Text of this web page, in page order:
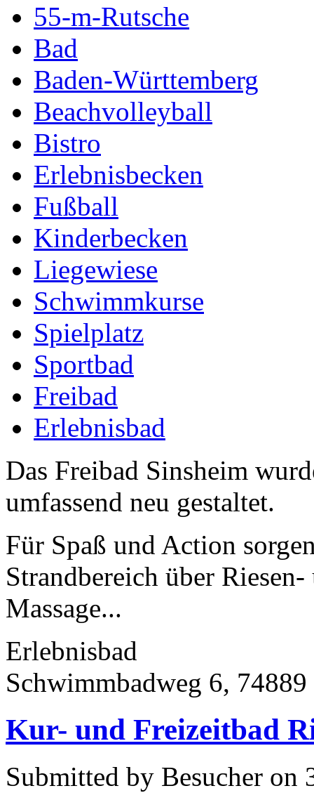
55-m-Rutsche
Bad
Baden-Württemberg
Beachvolleyball
Bistro
Erlebnisbecken
Fußball
Kinderbecken
Liegewiese
Schwimmkurse
Spielplatz
Sportbad
Freibad
Erlebnisbad
Das Freibad Sinsheim
umfassend neu gestaltet.
Für Spaß und Action
Strandbereich über
Massage...
Erlebnisbad
Schwimmbadweg 6,
Kur- und Freizeitbad
Submitted by Besucher on